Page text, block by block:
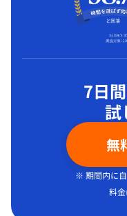
7日
試
無
※ 期間内に自
料